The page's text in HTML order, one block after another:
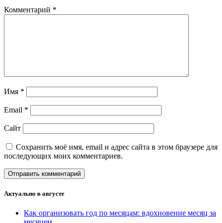
Комментарий *
Имя *
Email *
Сайт
Сохранить моё имя, email и адрес сайта в этом браузере для
последующих моих комментариев.
Актуально в августе
Как организовать год по месяцам: вдохновение месяц за